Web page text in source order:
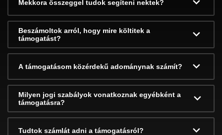
Mekkora összeggel tudok segíteni nektek?
Beszámoltok arról, hogy mire költitek a
támogatást?
A támogatásom közérdekű adománynak számít?
Milyen jogi szabályok vonatkoznak egyébként a
támogatásra?
Tudtok számlát adni a támogatásról?